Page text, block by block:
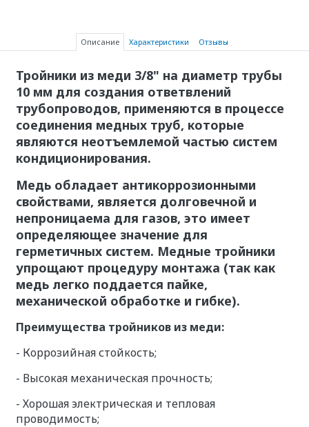
Описание Характеристики Отзывы
Тройники из меди 3/8" на диаметр трубы
10 мм для создания ответвлений
трубопроводов, применяются в процессе
соединения медных труб, которые
являются неотъемлемой частью систем
кондиционирования.
Медьобладает антикоррозионными
свойствами, является долговечной и
непроницаема для газов, это имеет
определяющее значение для
герметичных систем. Медные тройники
упрощают процедуру монтажа (так как
медь легко поддается пайке,
механической обработке и гибке).
Преимущества тройников из меди:
- Коррозийная стойкость;
- Высокая механическая прочность;
- Хорошая электрическая и тепловая
проводимость;